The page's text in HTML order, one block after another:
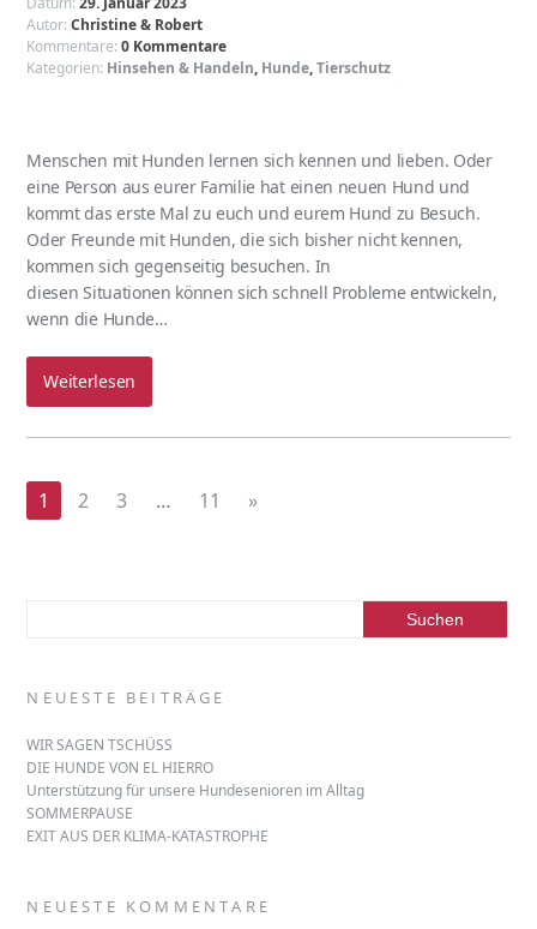
Autor:Christine & Robert
Kommentare:0 Kommentare
Kategorien: Hinsehen & Handeln, Hunde,Tierschutz
Menschen mit Hunden lernen sich kennen und lieben. Oder
eine Person aus eurer Familie hat einen neuen Hund und
kommt das erste Mal zu euch und eurem Hund zu Besuch.
Oder Freunde mit Hunden, die sich bisher nicht kennen,
kommen sich gegenseitig besuchen. In
diesen Situationen können sich schnell Probleme entwickeln,
wenn die Hunde…
Weiterlesen
1 2 3 … 11 »
NEUESTE BEITRÄGE
WIR SAGEN TSCHÜSS
DIE HUNDE VON EL HIERRO
Unterstützung für unsere Hundesenioren im Alltag
SOMMERPAUSE
EXIT AUS DER KLIMA-KATASTROPHE
NEUESTE KOMMENTARE